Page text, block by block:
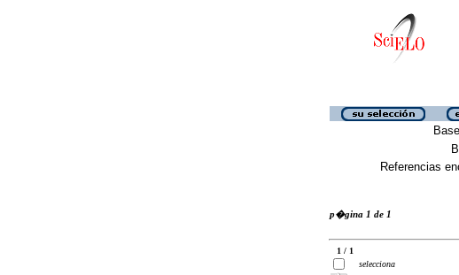
Referencias
p�gina 1 de 1
1 / 1
selecciona